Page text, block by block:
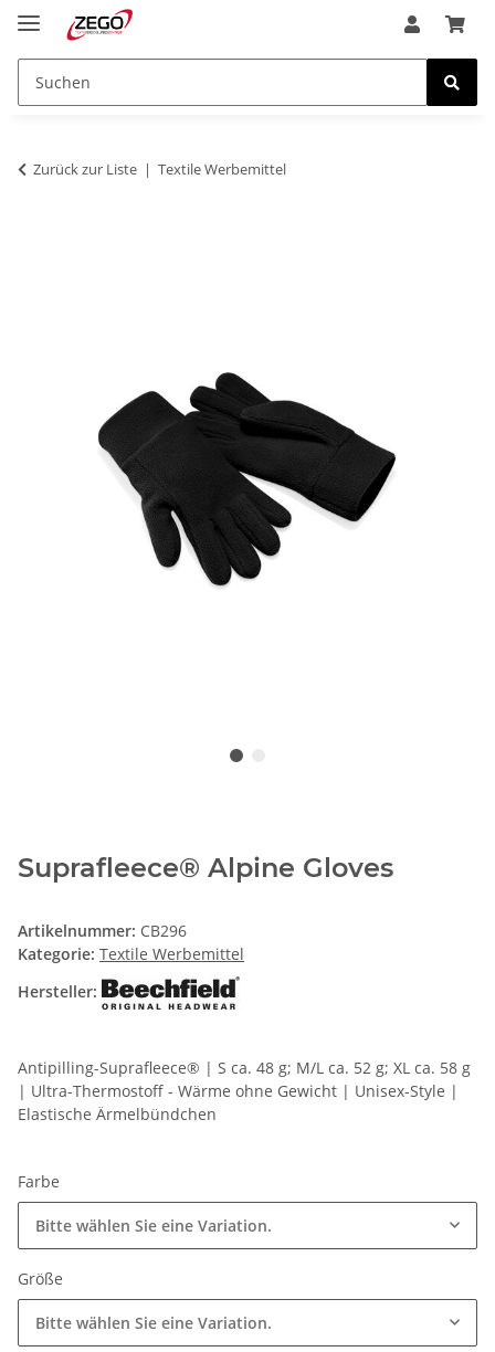
Zurück zur Liste Textile Werbemittel
Suprafleece® Alpine Gloves
Artikelnummer: CB296
Kategorie: Textile Werbemittel
Hersteller:
Antipilling-Suprafleece® | S ca. 48 g; M/L ca. 52 g; XL ca. 58 g
| Ultra-Thermostoff - Wärme ohne Gewicht | Unisex-Style |
Elastische Ärmelbündchen
Farbe
Bitte wählen Sie eine Variation.
Größe
Bitte wählen Sie eine Variation.